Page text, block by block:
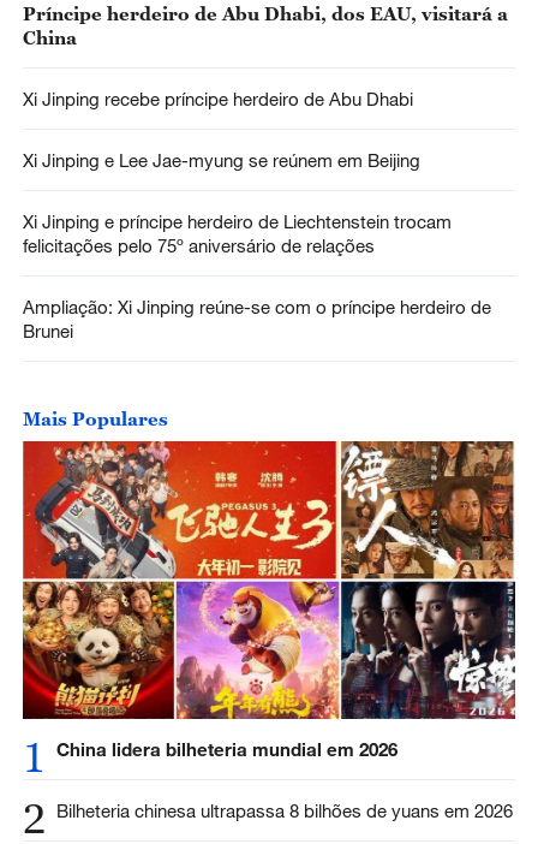
Príncipe herdeiro de Abu Dhabi, dos EAU, visitará a
China
Xi Jinping recebe príncipe herdeiro de Abu Dhabi
Xi Jinping e Lee Jae-myung se reúnem em Beijing
Xi Jinping e príncipe herdeiro de Liechtenstein trocam
felicitações pelo 75º aniversário de relações
Ampliação: Xi Jinping reúne-se com o príncipe herdeiro de
Brunei
Mais Populares
1 China lidera bilheteria mundial em 2026
2 Bilheteria chinesa ultrapassa 8 bilhões de yuans em 2026